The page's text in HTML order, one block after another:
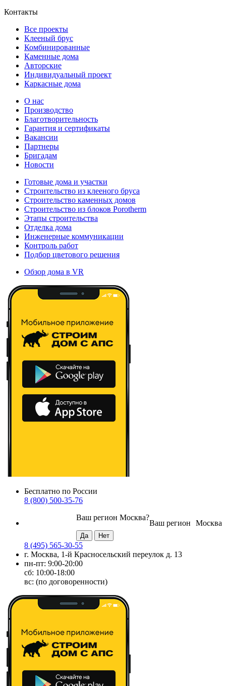
Контакты
Все проекты
Клееный брус
Комбинированные
Каменные дома
Авторские
Индивидуальный проект
Каркасные дома
О нас
Производство
Благотворительность
Гарантия и сертификаты
Вакансии
Партнеры
Бригадам
Новости
Готовые дома и участки
Строительство из клееного бруса
Строительство каменных домов
Строительство из блоков Porotherm
Этапы строительства
Отделка дома
Инженерные коммуникации
Контроль работ
Подбор цветового решения
Обзор дома в VR
Бесплатно по России
8 (800) 500-35-76
Москва
Ваш регион
Ваш регион Москва?
8 (495) 565-30-55
г. Москва, 1-й Красносельский переулок д. 13
пн-пт: 9:00-20:00
сб: 10:00-18:00
вс: (по договоренности)